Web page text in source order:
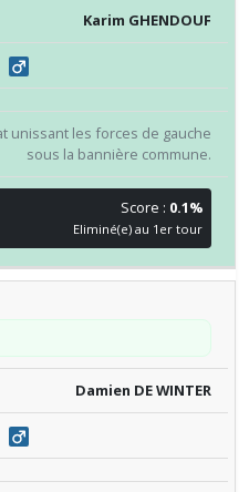
Karim GHENDOUF
unissant les forces de gauche
sous la bannière commune.
Score : 0.1%
Eliminé(e) au 1er tour
Damien DE WINTER